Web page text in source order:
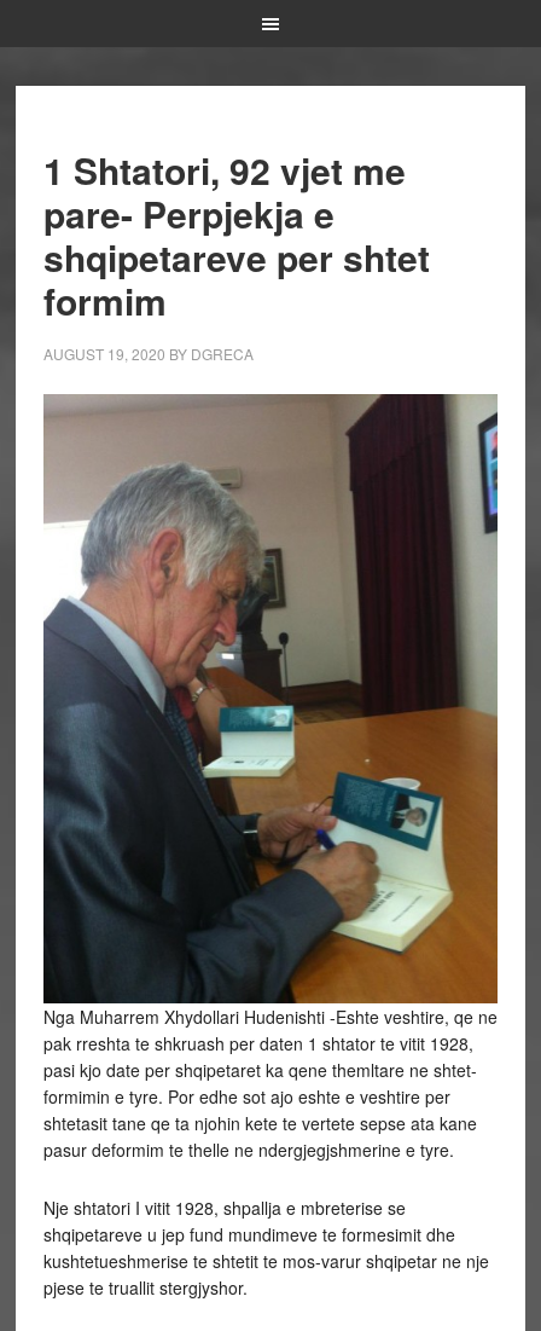
1 Shtatori, 92 vjet me
pare- Perpjekja e
shqipetareve per shtet
formim
AUGUST 19, 2020 BY DGRECA
Nga Muharrem Xhydollari Hudenishti -Eshte veshtire, qe ne
pak rreshta te shkruash per daten 1 shtator te vitit 1928,
pasi kjo date per shqipetaret ka qene themltare ne shtet-
formimin e tyre. Por edhe sot ajo eshte e veshtire per
shtetasit tane qe ta njohin kete te vertete sepse ata kane
pasur deformim te thelle ne ndergjegjshmerine e tyre.
Nje shtatori I vitit 1928, shpallja e mbreterise se
shqipetareve u jep fund mundimeve te formesimit dhe
kushtetueshmerise te shtetit te mos-varur shqipetar ne nje
pjese te truallit stergjyshor.